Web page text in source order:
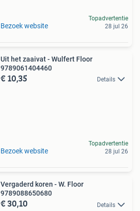
Bezoek website
Topadvertentie
28 jul 26
Uit het zaaivat - Wulfert Floor
9789061404460
€ 10,35 Details
Bezoek website
Topadvertentie
28 jul 26
Vergaderd koren - W. Floor
9789088650680
€ 30,10 Details